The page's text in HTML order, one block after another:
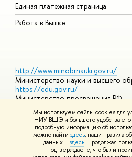
Мы используем файлы cookies для
НИУ ВШЭ и большего удобства его
подробную информацию об
можно найти здесь, наши правила
данных –здесь. Продолжая
подтверждаете, что были
Единая платежная страница
Работа в Вышке
http://www.minobrnauki.gov.ru/
Министерство науки и высшего
https://edu.gov.ru/
Министерство просвещения РФ
https://elearning.hse.ru/mooc
Массовые открытые онлайн-курсы
© НИУ ВШЭ 1993–2026 Адреса и
использования материалов Политика